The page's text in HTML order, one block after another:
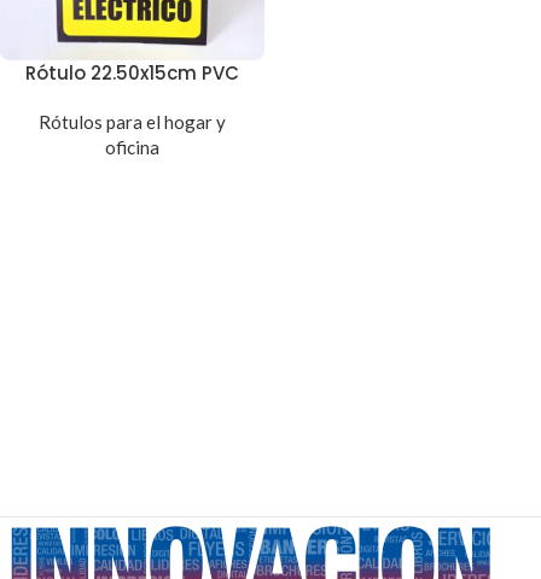
Rótulo 22.50x15cm PVC
Rótulos para el hogar y
oficina